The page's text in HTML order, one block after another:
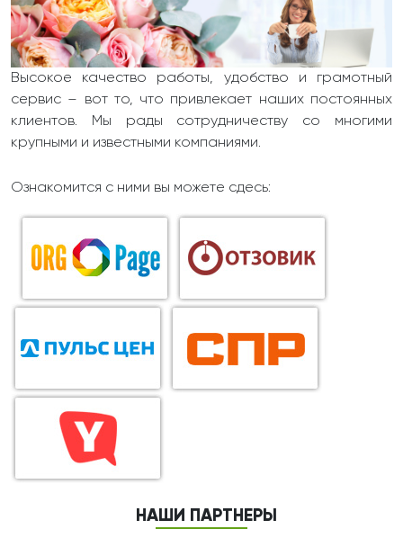
Высокое качество работы, удобство и грамотный
сервис – вот то, что привлекает наших постоянных
клиентов. Мы рады сотрудничеству со многими
крупными и известными компаниями.
Ознакомится с ними вы можете сдесь:
НАШИ ПАРТНЕРЫ